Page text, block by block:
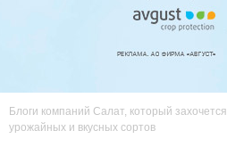
Блоги компаний Салат, который
урожайных и вкусных сортов